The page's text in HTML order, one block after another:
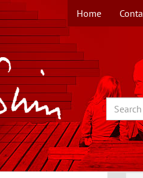
TOPMENUE
EN
Home
Search